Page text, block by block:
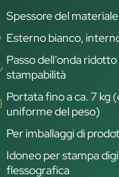
Spessore del
Esterno bianco,
Passo dell’onda
stampabilità
Portata fino a ca. 7 kg
uniforme del peso)
Per imballaggi di
Idoneo per stampa
flessografica